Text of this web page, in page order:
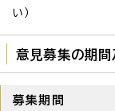
い）
意見募集の期
募集期間